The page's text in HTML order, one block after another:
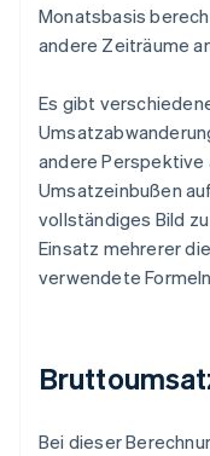
Monatsbasis
andere Zeiträume
Es gibt
andere Perspektive
Umsatzeinbußen
vollständiges Bild
Einsatz mehrerer
verwendete
Bei dieser